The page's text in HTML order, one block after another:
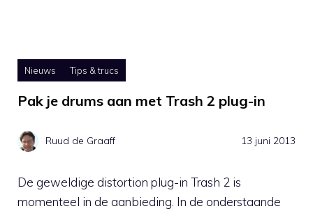
Nieuws Tips & trucs
Pak je drums aan met Trash 2 plug-in
Ruud de Graaff 13 juni 2013
De geweldige distortion plug-in Trash 2 is
momenteel in de aanbieding. In de onderstaande